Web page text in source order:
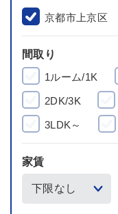
京都市上京区
間取り
1ルーム/1K
2DK/3K
3LDK～
家賃